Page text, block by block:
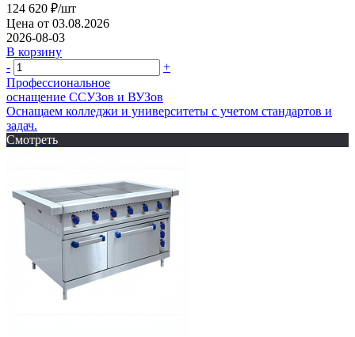
124 620 ₽/шт
Цена от 03.08.2026
2026-08-03
В корзину
-
+
Профессиональное
оснащение CСУЗов и ВУЗов
Оснащаем колледжи и университеты с учетом стандартов и
задач.
Смотреть